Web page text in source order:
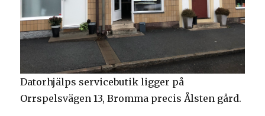
Datorhjälps servicebutik ligger på
Orrspelsvägen 13, Bromma precis Ålsten gård.